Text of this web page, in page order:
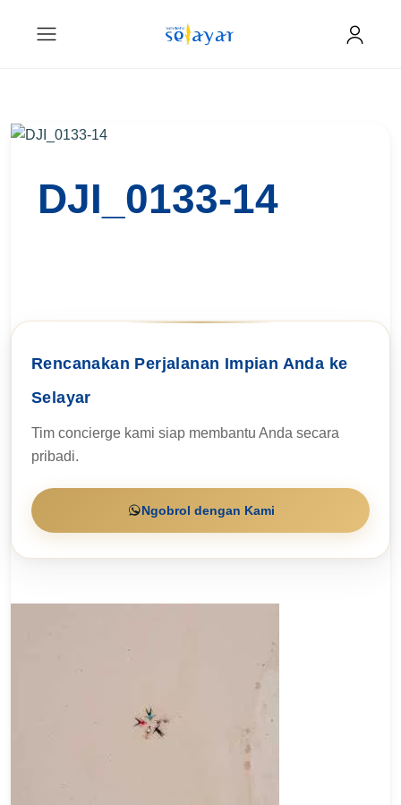
DJI_0133-14
Rencanakan Perjalanan Impian Anda ke
Selayar
Tim concierge kami siap membantu Anda secara
pribadi.
Ngobrol dengan Kami